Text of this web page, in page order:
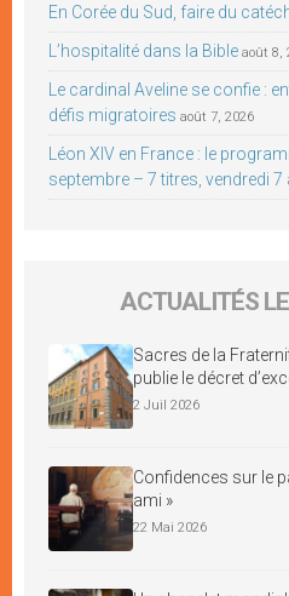
En Corée du Sud, faire du
L’hospitalité dans la Bible août 8,
Le cardinal Aveline se confie :
défis migratoires août 7, 2026
Léon XIV en France : le
septembre – 7 titres, vendredi 7
ACTUALITÉS
Sacres de la
publie le décret
2 Juil 2026
Confidences sur le
ami »
22 Mai 2026